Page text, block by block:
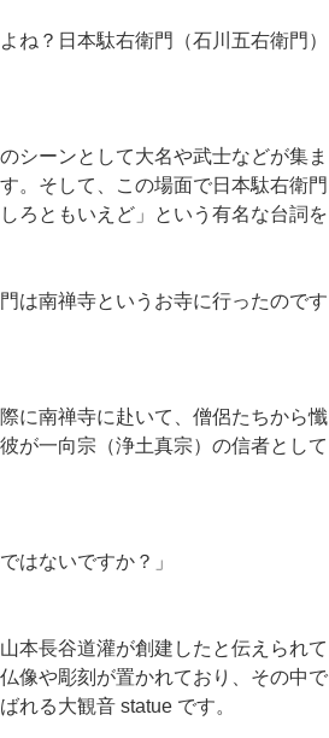
ね？日本駄右衛門（石川五右衛門）
シーンとして大名や武士などが集ま
。そして、この場面で日本駄右衛門
ろともいえど」という有名な台詞を
は南禅寺というお寺に行ったのです
に南禅寺に赴いて、僧侶たちから懺
が一向宗（浄土真宗）の信者として
はないですか？」
本長谷道灌が創建したと伝えられて
像や彫刻が置かれており、その中で
れる大観音 statue です。